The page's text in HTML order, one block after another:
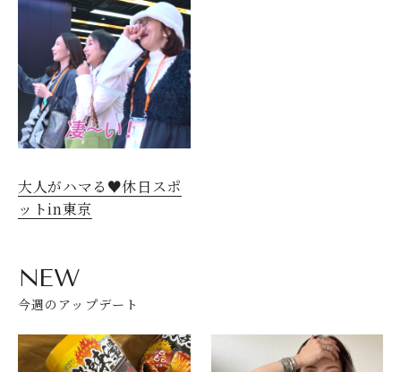
大人がハマる♥休日スポ
ットin東京
NEW
今週のアップデート